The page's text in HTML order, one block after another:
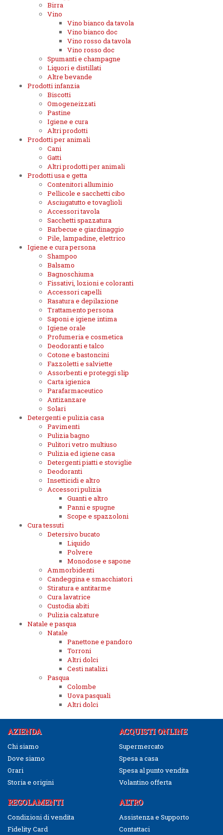
Birra
Vino
Vino bianco da tavola
Vino bianco doc
Vino rosso da tavola
Vino rosso doc
Spumanti e champagne
Liquori e distillati
Altre bevande
Prodotti infanzia
Biscotti
Omogeneizzati
Pastine
Igiene e cura
Altri prodotti
Prodotti per animali
Cani
Gatti
Altri prodotti per animali
Prodotti usa e getta
Contenitori alluminio
Pellicole e sacchetti cibo
Asciugatutto e tovaglioli
Accessori tavola
Sacchetti spazzatura
Barbecue e giardinaggio
Pile, lampadine, elettrico
Igiene e cura persona
Shampoo
Balsamo
Bagnoschiuma
Fissativi, lozioni e coloranti
Accessori capelli
Rasatura e depilazione
Trattamento persona
Saponi e igiene intima
Igiene orale
Profumeria e cosmetica
Deodoranti e talco
Cotone e bastoncini
Fazzoletti e salviette
Assorbenti e proteggi slip
Carta igienica
Parafarmaceutico
Antizanzare
Solari
Detergenti e pulizia casa
Pavimenti
Pulizia bagno
Pulitori vetro multiuso
Pulizia ed igiene casa
Detergenti piatti e stoviglie
Deodoranti
Insetticidi e altro
Accessori pulizia
Guanti e altro
Panni e spugne
Scope e spazzoloni
Cura tessuti
Detersivo bucato
Liquido
Polvere
Monodose e sapone
Ammorbidenti
Candeggina e smacchiatori
Stiratura e antitarme
Cura lavatrice
Custodia abiti
Pulizia calzature
Natale e pasqua
Natale
Panettone e pandoro
Torroni
Altri dolci
Cesti natalizi
Pasqua
Colombe
Uova pasquali
Altri dolci
AZIENDA
Chi siamo
Dove siamo
Orari
Storia e origini
ACQUISTI ONLINE
Supermercato
Spesa a casa
Spesa al punto vendita
Volantino offerta
REGOLAMENTI
Condizioni di vendita
Fidelity Card
ALTRO
Assistenza e Supporto
Contattaci